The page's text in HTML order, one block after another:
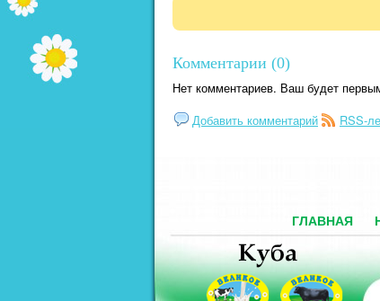
Комментарии (0)
Нет комментариев. Ваш будет
Добавить комментарий
RSS-
ГЛАВНАЯ